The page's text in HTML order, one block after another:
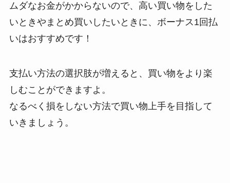
ムダなお金がかからないので、高い買い物をした
いときやまとめ買いしたいときに、ボーナス1回払
いはおすすめです！
支払い方法の選択肢が増えると、買い物をより楽
しむことができますよ。
なるべく損をしない方法で買い物上手を目指して
いきましょう。